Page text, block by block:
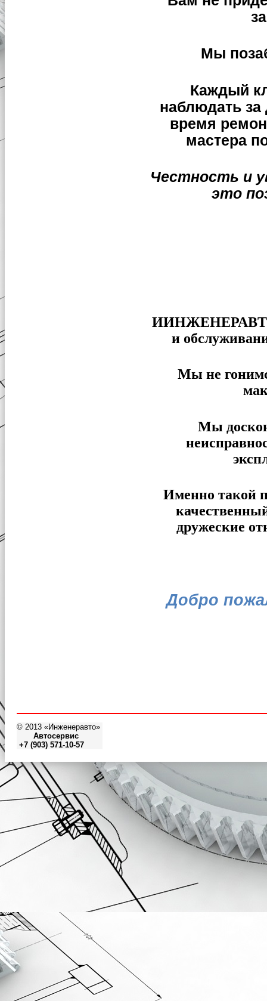
Мы
Каждый
наблюдать за
время
мастера
Честность и
это
ИИНЖЕНЕРАВТО
и
Мы не
Мы
Именно такой
дружеские
Добро
© 2013 «Инженеравто»
Автосервис
+7 (903) 571-10-57